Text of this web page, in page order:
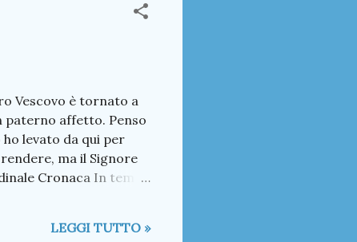
Vescovo è tornato a
paterno affetto. Penso
levato da qui per
ma il Signore
Cronaca In temp
LEGGI TUTTO »